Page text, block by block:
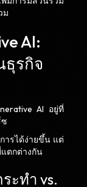
ม
AI:
รกิจ
AI อยู่ที่
ารได้ง่ายขึ้น แต่
ตกต่างกัน
ะทำ vs.